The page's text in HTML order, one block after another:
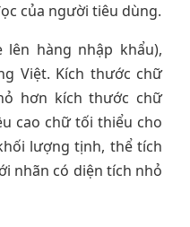
của người tiêu dùng.
hàng nhập khẩu),
Việt. Kích thước chữ
hơn kích thước chữ
cao chữ tối thiểu cho
lượng tịnh, thể tích
nhãn có diện tích nhỏ